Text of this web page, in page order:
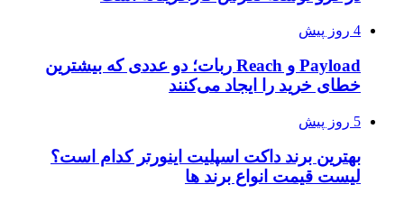
4 روز پیش
Payload و Reach ربات؛ دو عددی که بیشترین
خطای خرید را ایجاد می‌کنند
5 روز پیش
بهترین برند داکت اسپلیت اینورتر کدام است؟
لیست قیمت انواع برند ها